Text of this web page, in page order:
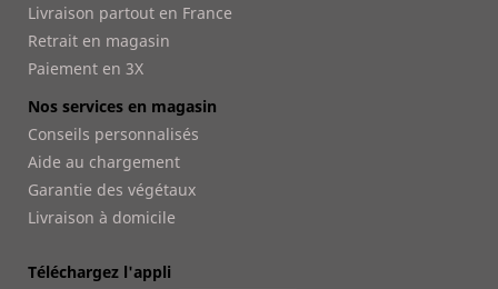
Livraison partout en France
Retrait en magasin
Paiement en 3X
Nos services en magasin
Conseils personnalisés
Aide au chargement
Garantie des végétaux
Livraison à domicile
Téléchargez l'appli